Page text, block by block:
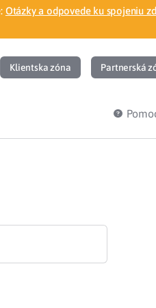
Otázky a odpovede ku spojeniu
Klientska zóna Partnerská